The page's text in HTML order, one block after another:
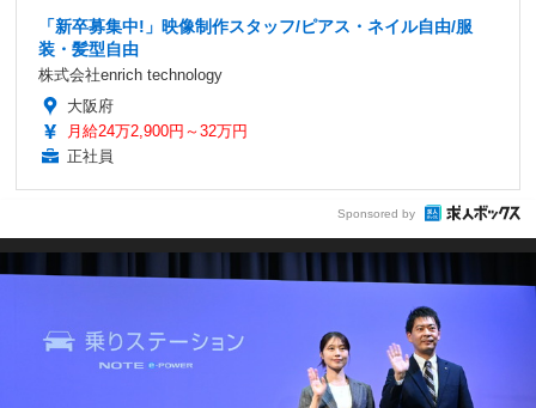
「新卒募集中!」映像制作スタッフ/ピアス・ネイル自由/服
装・髪型自由
株式会社enrich technology
大阪府
月給24万2,900円～32万円
正社員
Sponsored by